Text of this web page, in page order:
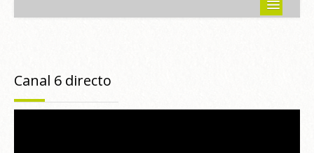
Programas emitidos
Canal 6 directo